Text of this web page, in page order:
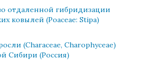
отдаленной гибридизации
ковылей (Poaceae: Stipa)
(Characeae, Charophyceae)
Сибири (Россия)